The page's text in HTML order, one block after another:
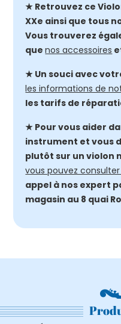
★ Retrouvez ce
XXe ainsi que tous
Vous trouverez
quenos accessoires
★ Un souci avec
les informations de
les tarifs de
★ Pour vous aider
instrument et vous
plutôt sur un violon
vous pouvez
appel à nos expert
magasin au 8 quai